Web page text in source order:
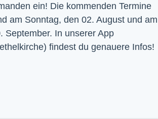
ein! Die kommenden Termine
am Sonntag, den 02. August und am
September. In unserer App
findest du genauere Infos!